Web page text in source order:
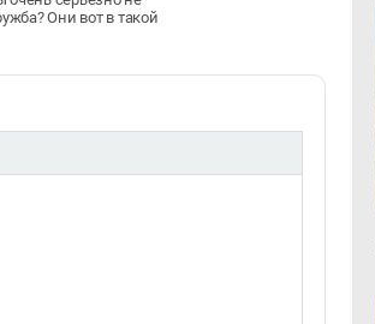
Они вот в такой